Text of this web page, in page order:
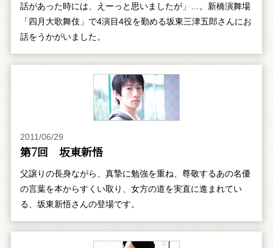
話があった時には、えーっと思いましたが」…。新橋演舞場
「四月大歌舞伎」で4演目4役を勤める坂東三津五郎さんにお
話をうかがいました。
2011/06/29
第7回 坂東新悟
父譲りの長身ながら、真摯に勉強を重ね、尊敬するあの名優
の言葉を本からすくい取り、女方の道を実直に進まれてい
る、坂東新悟さんの登場です。